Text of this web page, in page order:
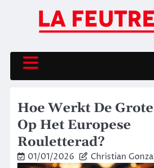
Hoe Werkt De
Op Het Europese
Rouletterad?
01/01/2026 Christian